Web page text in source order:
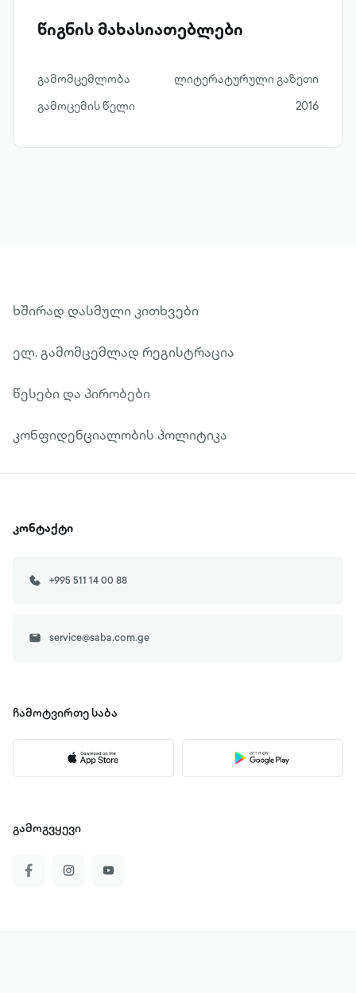
წიგნის მახასიათებლები
გამომცემლობა
ლიტერატურული გაზეთი
გამოცემის წელი
2016
ხშირად დასმული კითხვები
ელ. გამომცემლად რეგისტრაცია
წესები და პირობები
კონფიდენციალობის პოლიტიკა
კონტაქტი
+995 511 14 00 88
service@saba.com.ge
ჩამოტვირთე საბა
გამოგვყევი